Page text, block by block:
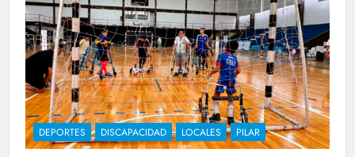
DEPORTES DISCAPACIDAD LOCALES PILAR